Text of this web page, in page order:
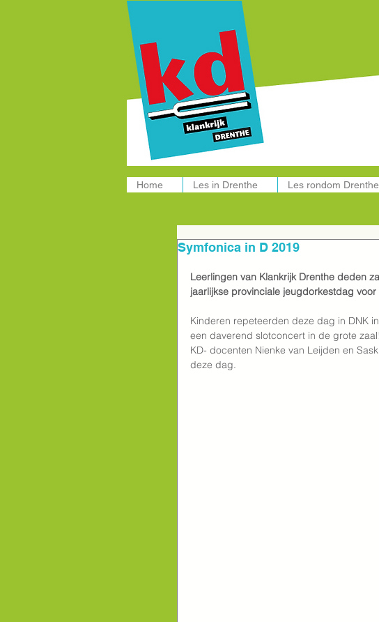
Home Les in Drenthe Les rondom Drenthe
Symfonica in D 2019
Leerlingen van Klankrijk Drenthe deden
jaarlijkse provinciale jeugdorkestdag voor
Kinderen repeteerden deze dag in DNK
een daverend slotconcert in de grote zaal!
KD- docenten Nienke van Leijden en